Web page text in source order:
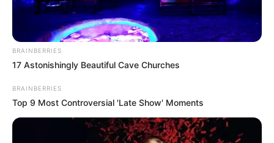
BRAINBERRIES
17 Astonishingly Beautiful Cave Churches
BRAINBERRIES
Top 9 Most Controversial 'Late Show' Moments